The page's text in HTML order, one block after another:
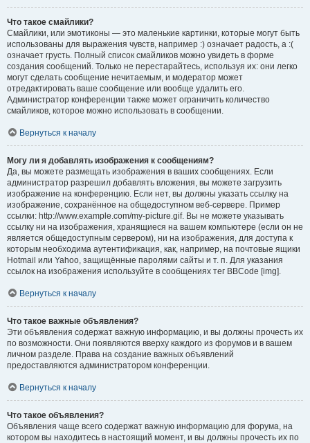
Что такое смайлики?
Смайлики, или эмотиконы — это маленькие картинки, которые могут быть
использованы для выражения чувств, например :) означает радость, а :(
означает грусть. Полный список смайликов можно увидеть в форме
создания сообщений. Только не перестарайтесь, используя их: они легко
могут сделать сообщение нечитаемым, и модератор может
отредактировать ваше сообщение или вообще удалить его.
Администратор конференции также может ограничить количество
смайликов, которое можно использовать в сообщении.
Вернуться к началу
Могу ли я добавлять изображения к сообщениям?
Да, вы можете размещать изображения в ваших сообщениях. Если
администратор разрешил добавлять вложения, вы можете загрузить
изображение на конференцию. Если нет, вы должны указать ссылку на
изображение, сохранённое на общедоступном веб-сервере. Пример
ссылки: http://www.example.com/my-picture.gif. Вы не можете указывать
ссылку ни на изображения, хранящиеся на вашем компьютере (если он не
является общедоступным сервером), ни на изображения, для доступа к
которым необходима аутентификация, как, например, на почтовые ящики
Hotmail или Yahoo, защищённые паролями сайты и т. п. Для указания
ссылок на изображения используйте в сообщениях тег BBCode [img].
Вернуться к началу
Что такое важные объявления?
Эти объявления содержат важную информацию, и вы должны прочесть их
по возможности. Они появляются вверху каждого из форумов и в вашем
личном разделе. Права на создание важных объявлений
предоставляются администратором конференции.
Вернуться к началу
Что такое объявления?
Объявления чаще всего содержат важную информацию для форума, на
котором вы находитесь в настоящий момент, и вы должны прочесть их по